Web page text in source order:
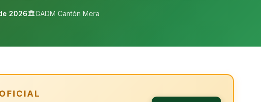
2026🏛️GADM Cantón Mera